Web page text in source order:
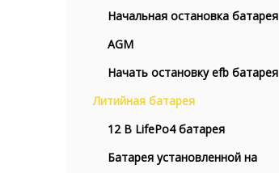
Начальная остановка батарея
AGM
Начать остановку efb батарея
Литийная батарея
12 В LifePo4 батарея
Батарея установленной на